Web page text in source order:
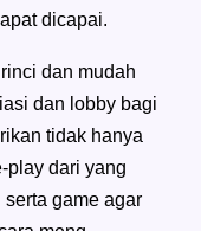
dicapai.
dan mudah
dan lobby bagi
tidak hanya
play dari yang
game agar